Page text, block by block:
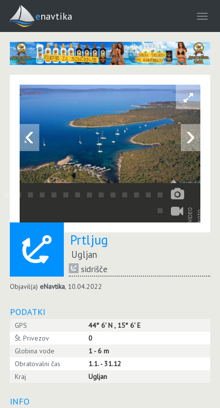
enavtika
‹ ›
VIDEO FOTO
Prtljug
Ugljan
sidrišče
Objavil(a) eNavtika, 10.04.2022
PODATKI
GPS
44° 6' N , 15° 6' E
Št. Privezov
0
Globina vode
1 - 6 m
Obratovalni čas
1.1. - 31.12
Kraj
Ugljan
INFO